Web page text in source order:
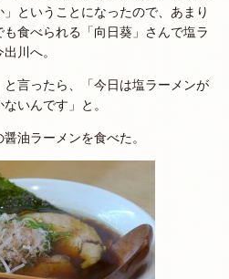
」ということになったので、あまり
食べられる「向日葵」さんで塩ラ
川へ。
言ったら、「今日は塩ラーメンが
いんです」と。
油ラーメンを食べた。